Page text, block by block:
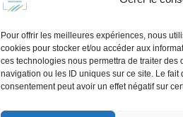
Pour offrir les meilleures expériences, nous
cookies pour stocker et/ou accéder aux
ces technologies nous permettra de traiter
navigation ou les ID uniques sur ce site. Le
consentement peut avoir un effet négatif sur